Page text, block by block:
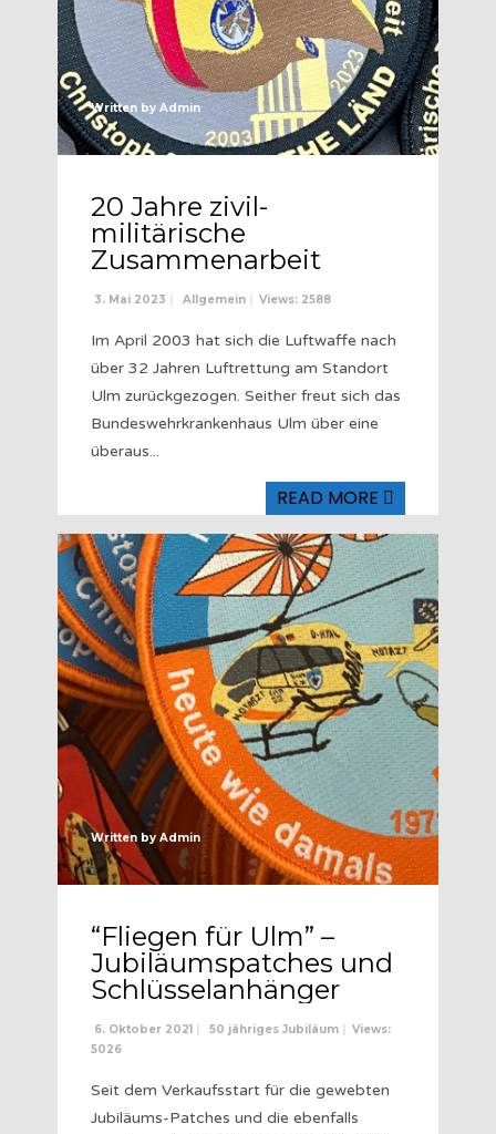
Written by Admin
20 Jahre zivil-
militärische
Zusammenarbeit
3. Mai 2023 Allgemein Views: 2588
Im April 2003 hat sich die Luftwaffe nach
über 32 Jahren Luftrettung am Standort
Ulm zurückgezogen. Seither freut sich das
Bundeswehrkrankenhaus Ulm über eine
überaus...
READ MORE
Written by Admin
“Fliegen für Ulm” –
Jubiläumspatches und
Schlüsselanhänger
6. Oktober 2021 50 jähriges Jubiläum
Views:
5026
Seit dem Verkaufsstart für die gewebten
Jubiläums-Patches und die ebenfalls